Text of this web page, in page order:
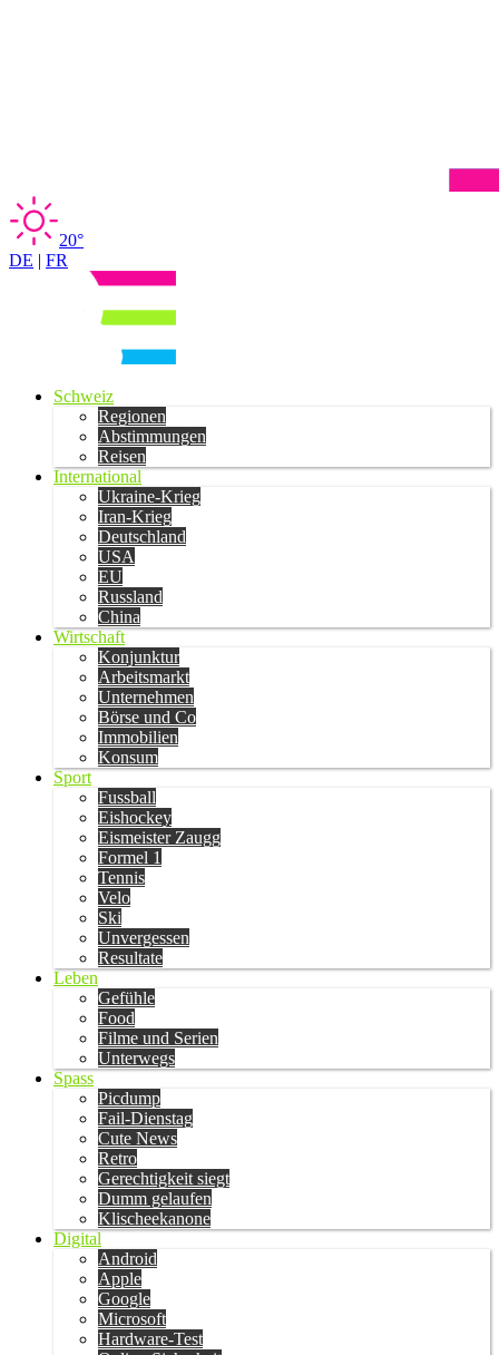
20°
DE | FR
Schweiz
Regionen
Abstimmungen
Reisen
International
Ukraine-Krieg
Iran-Krieg
Deutschland
USA
EU
Russland
China
Wirtschaft
Konjunktur
Arbeitsmarkt
Unternehmen
Börse und Co
Immobilien
Konsum
Sport
Fussball
Eishockey
Eismeister Zaugg
Formel 1
Tennis
Velo
Ski
Unvergessen
Resultate
Leben
Gefühle
Food
Filme und Serien
Unterwegs
Spass
Picdump
Fail-Dienstag
Cute News
Retro
Gerechtigkeit siegt
Dumm gelaufen
Klischeekanone
Digital
Android
Apple
Google
Microsoft
Hardware-Test